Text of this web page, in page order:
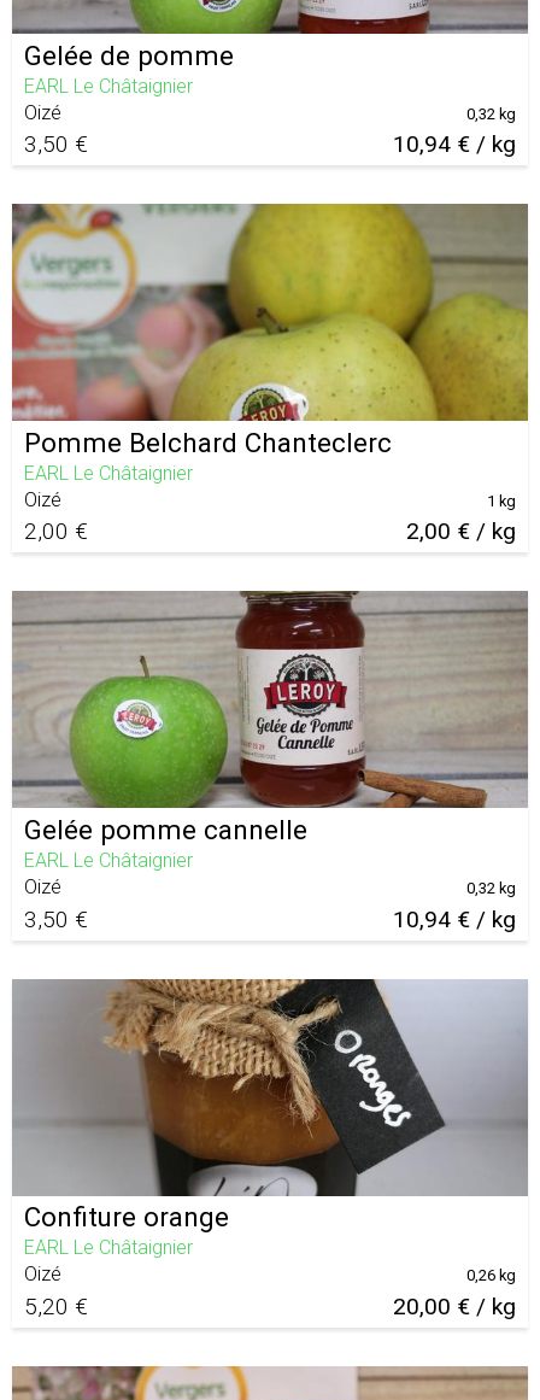
Gelée de pomme
EARL Le Châtaignier
Oizé
3,50 € 10,94 € / kg
0,32 kg
Pomme Belchard Chanteclerc
EARL Le Châtaignier
Oizé
2,00 € 2,00 € / kg
1 kg
Gelée pomme cannelle
EARL Le Châtaignier
Oizé
3,50 € 10,94 € / kg
0,32 kg
Confiture orange
EARL Le Châtaignier
Oizé
5,20 € 20,00 € / kg
0,26 kg